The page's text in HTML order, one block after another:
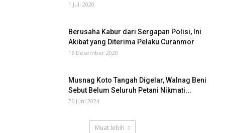
1 Juli 2020
Berusaha Kabur dari Sergapan Polisi, Ini
Akibat yang Diterima Pelaku Curanmor
16 Desember 2020
Musnag Koto Tangah Digelar, Walnag Beni
Sebut Belum Seluruh Petani Nikmati...
26 Juni 2024
Muat lebih